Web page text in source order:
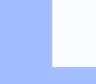
Nos